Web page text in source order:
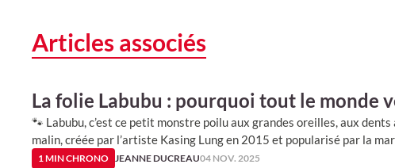
Articles associés
La folie Labubu : pourquoi tout le monde
🐾 Labubu, c’est ce petit monstre poilu aux grandes oreilles, aux
malin, créée par l’artiste Kasing Lung en 2015 et popularisé par la
1 MIN CHRONO JEANNE DUCREAU04 NOV. 2025